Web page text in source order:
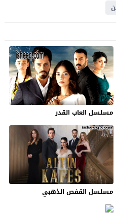
مسلسل العاب القدر
مسلسل القفص الذهبي